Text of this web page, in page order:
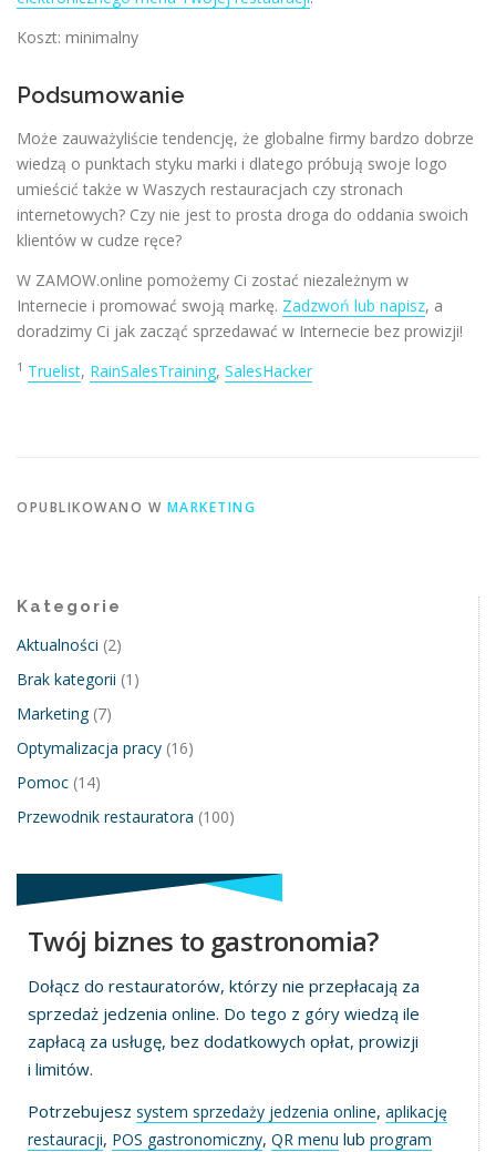
Koszt: minimalny
Podsumowanie
Może zauważyliście tendencję, że globalne firmy bardzo dobrze
wiedzą o punktach styku marki i dlatego próbują swoje logo
umieścić także w Waszych restauracjach czy stronach
internetowych? Czy nie jest to prosta droga do oddania swoich
klientów w cudze ręce?
W ZAMOW.online pomożemy Ci zostać niezależnym w
Internecie i promować swoją markę. Zadzwoń lub napisz, a
doradzimy Ci jak zacząć sprzedawać w Internecie bez prowizji!
1 Truelist, RainSalesTraining, SalesHacker
OPUBLIKOWANO W MARKETING
Kategorie
Aktualności (2)
Brak kategorii (1)
Marketing(7)
Optymalizacja pracy (16)
Pomoc (14)
Przewodnik restauratora (100)
Twój biznes to gastronomia?
Dołącz do restauratorów, którzy nie przepłacają za
sprzedaż jedzenia online. Do tego z góry wiedzą ile
zapłacą za usługę, bez dodatkowych opłat, prowizji
i limitów.
Potrzebujesz system sprzedaży jedzenia online, aplikację
restauracji, POS gastronomiczny, QR menu lub program